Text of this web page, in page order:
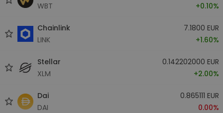
WBT
+0.10%
Chainlink
LINK
7.1800 EUR
+1.60%
Stellar
XLM
0.142202000 EUR
+2.00%
Dai
DAI
0.865111 EUR
0.00%